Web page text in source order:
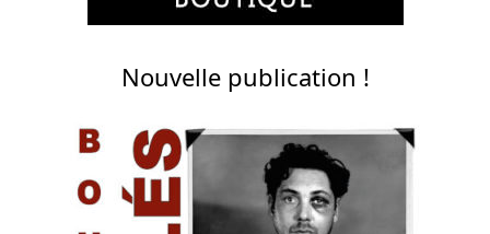
Nouvelle publication !